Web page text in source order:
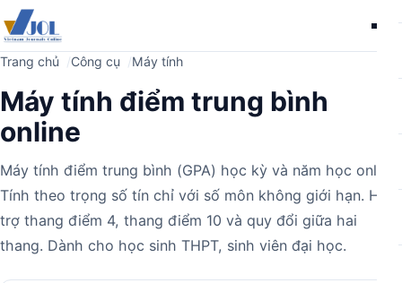
Trang chủ Công cụ Máy tính
Máy tính điểm trung bình
online
Máy tính điểm trung bình (GPA) học kỳ và năm học online.
Tính theo trọng số tín chỉ với số môn không giới hạn. Hỗ
trợ thang điểm 4, thang điểm 10 và quy đổi giữa hai
thang. Dành cho học sinh THPT, sinh viên đại học.